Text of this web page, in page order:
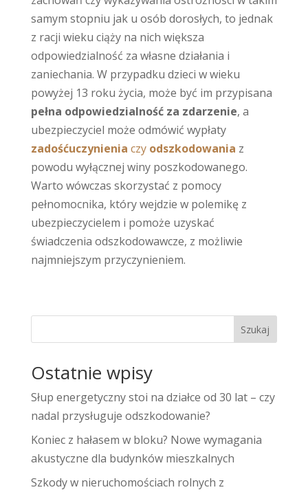
samym stopniu jak u osób dorosłych, to jednak
z racji wieku ciąży na nich większa
odpowiedzialność za własne działania i
zaniechania. W przypadku dzieci w wieku
powyżej 13 roku życia, może być im przypisana
pełna odpowiedzialność za zdarzenie, a
ubezpieczyciel może odmówić wypłaty
zadośćuczynienia czyodszkodowania z
powodu wyłącznej winy poszkodowanego.
Warto wówczas skorzystać z pomocy
pełnomocnika, który wejdzie w polemikę z
ubezpieczycielem i pomoże uzyskać
świadczenia odszkodowawcze, z możliwie
najmniejszym przyczynieniem.
Szukaj
Ostatnie wpisy
Słup energetyczny stoi na działce od 30 lat – czy
nadal przysługuje odszkodowanie?
Koniec z hałasem w bloku? Nowe wymagania
akustyczne dla budynków mieszkalnych
Szkody w nieruchomościach rolnych z